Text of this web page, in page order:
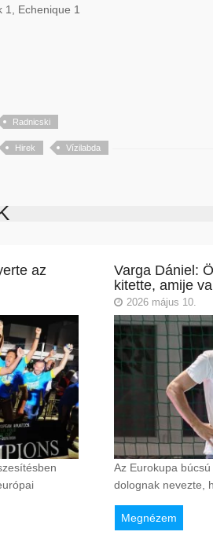
1, Echenique 1
Radnicski
Hirek Vízilabda
az
Varga Dániel:
kitette, amije
2026 május 10.
Az Eurokupa
dolognak nevezte,
Megnézem